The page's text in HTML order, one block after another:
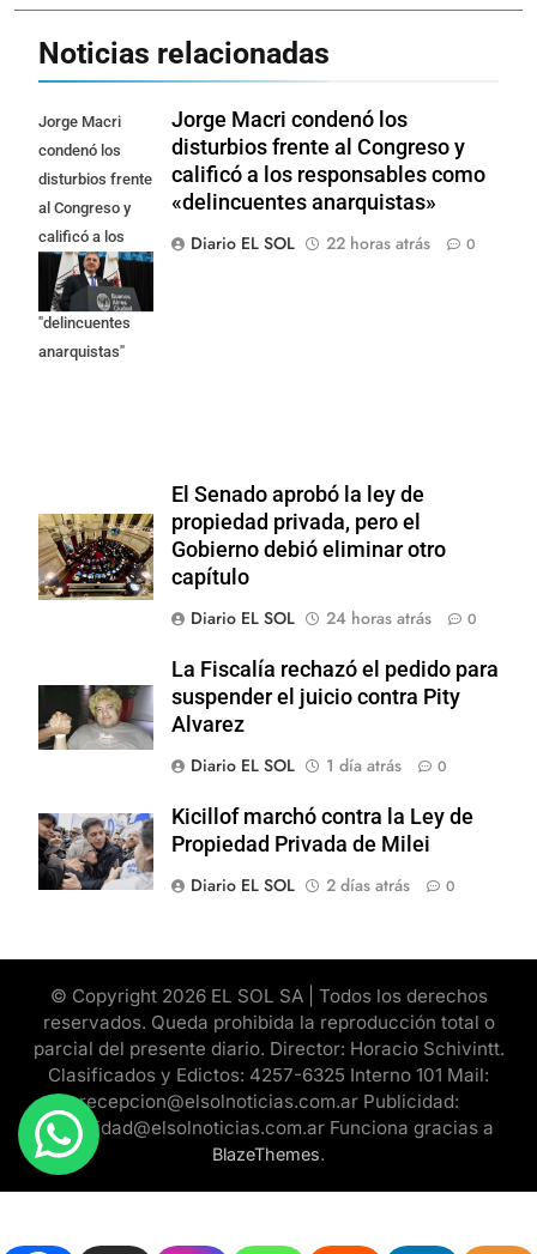
Noticias relacionadas
Jorge Macri
condenó los
disturbios frente
al Congreso y
calificó a los
responsables
como
"delincuentes
anarquistas"
Jorge Macri condenó los
disturbios frente al Congreso y
calificó a los responsables como
«delincuentes anarquistas»
Diario EL SOL
22 horas atrás 0
El Senado aprobó la ley de
propiedad privada, pero el
Gobierno debió eliminar otro
capítulo
Diario EL SOL
24 horas atrás 0
La Fiscalía rechazó el pedido para
suspender el juicio contra Pity
Alvarez
Diario EL SOL
1 día atrás 0
Kicillof marchó contra la Ley de
Propiedad Privada de Milei
Diario EL SOL
2 días atrás 0
© Copyright 2026 EL SOL SA | Todos los derechos
reservados. Queda prohibida la reproducción total o
parcial del presente diario. Director: Horacio Schivintt.
Clasificados y Edictos: 4257-6325 Interno 101 Mail:
recepcion@elsolnoticias.com.ar Publicidad:
publicidad@elsolnoticias.com.ar Funciona gracias a
BlazeThemes.